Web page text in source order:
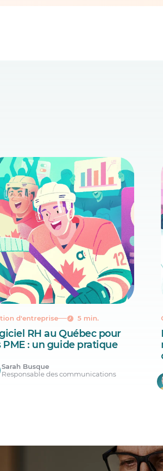
d'entreprise 5 min.
RH au Québec pour
PME : un guide pratique
Sarah Busque
Responsable des communications